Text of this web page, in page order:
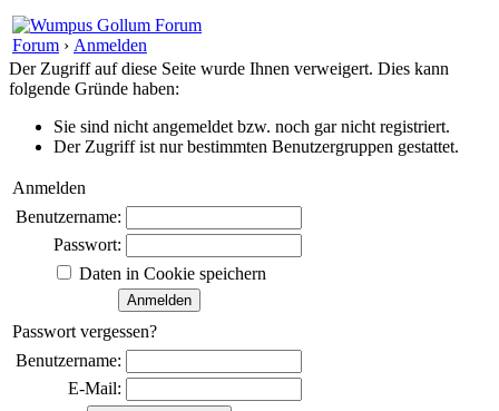
Forum › Anmelden
Der Zugriff auf diese Seite wurde Ihnen verweigert. Dies kann
folgende Gründe haben:
Sie sind nicht angemeldet bzw. noch gar nicht registriert.
Der Zugriff ist nur bestimmten Benutzergruppen gestattet.
Anmelden
Benutzername:
Passwort:
Daten in Cookie speichern
Passwort vergessen?
Benutzername:
E-Mail: